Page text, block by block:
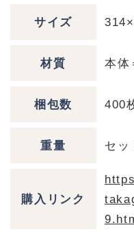
サイズ
材質 本体
梱包数 400
重量 セッ
購入リンク